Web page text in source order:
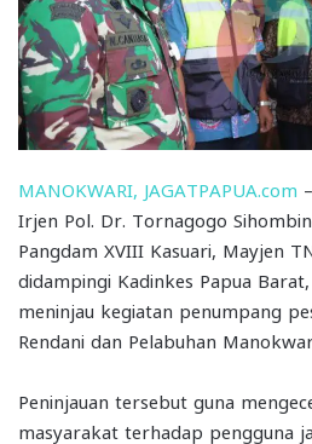
MANOKWARI, JAGATPAPUA.com
Irjen Pol. Dr. Tornagogo
Pangdam XVIII Kasuari, Mayjen
didampingi Kadinkes Papua
meninjau kegiatan penumpang
Rendani dan Pelabuhan
Peninjauan tersebut guna
masyarakat terhadap pengguna